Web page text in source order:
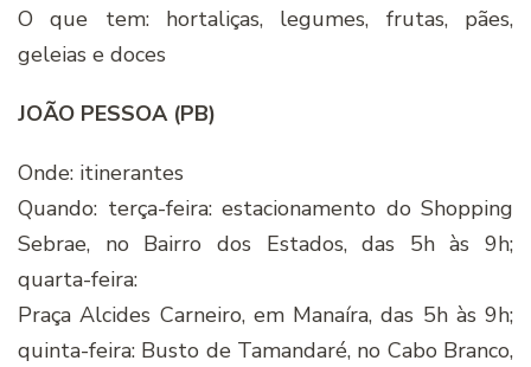
O que tem: hortaliças, legumes, frutas, pães,
geleias e doces
JOÃO PESSOA (PB)
Onde: itinerantes
Quando: terça-feira: estacionamento do Shopping
Sebrae, no Bairro dos Estados, das 5h às 9h;
quarta-feira:
Praça Alcides Carneiro, em Manaíra, das 5h às 9h;
quinta-feira: Busto de Tamandaré, no Cabo Branco,